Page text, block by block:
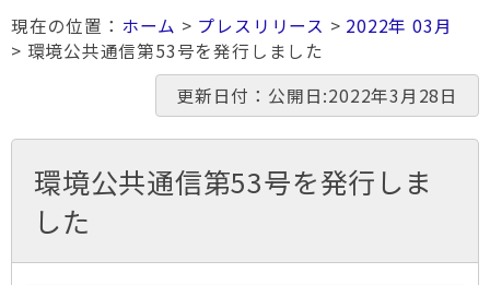
ホーム > プレスリリース > 2022年 03月
> 環境公共通信第53号を発⾏しました
更新日付：公開日:2022年3月28日
環境公共通信第53号を発⾏しま
した